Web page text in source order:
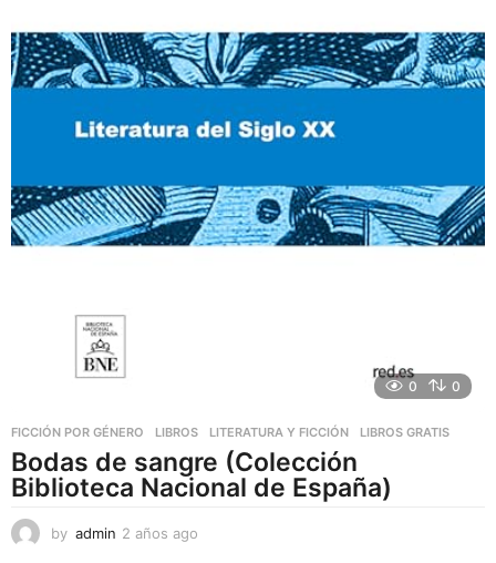
0 0
FICCIÓN POR GÉNERO ,LIBROS ,LITERATURA Y FICCIÓN LIBROS GRATIS
Bodas de sangre (Colección
Biblioteca Nacional de España)
by admin 2 años ago